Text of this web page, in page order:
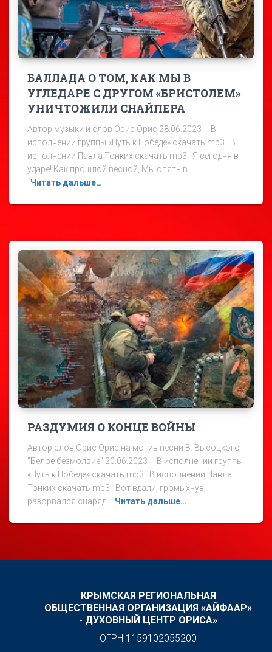
БАЛЛАДА О ТОМ, КАК МЫ В
УГЛЕДАРЕ С ДРУГОМ «БРИСТОЛЕМ»
УНИЧТОЖИЛИ СНАЙПЕРА
Автор музыки и слов Орис Орис 28.06.2023 В
исполнении группы «Путь к Победе» скачать mp3 В
исполнении Павла Тонких скачать mp3 Я сегодня в
ударе! Как прошлой весной, Мы опять в
Читать дальше…
РАЗДУМИЯ О КОНЦЕ ВОЙНЫ
Автор слов Орис Орис на мотив песни В. Высоцкого
"Белое безмолвие" 20.06.2023 В исполнении группы
«Путь к Победе» скачать mp3 В исполнении Павла
Тонких скачать mp3 Вот вдали, громыхнув,
разорвался снаряд…
Читать дальше…
КРЫМСКАЯ РЕГИОНАЛЬНАЯ
ОБЩЕСТВЕННАЯ ОРГАНИЗАЦИЯ «АЙФААР»
- ДУХОВНЫЙ ЦЕНТР ОРИСА»
ОГРН 1159102055200